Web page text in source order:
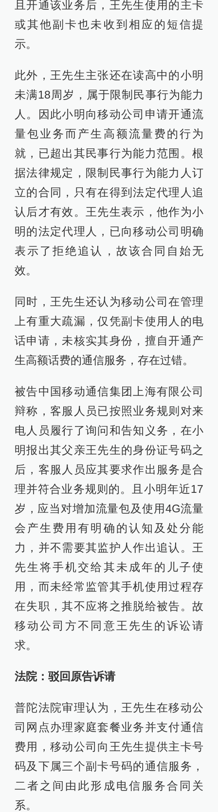
且开通该业务后，王先生使用的主卡
或其他副卡也未收到相应的短信提
示。
此外，王先生主张还在读高中的小明
未满18周岁，属于限制民事行为能力
人。因此小明向移动公司申请开通流
量包业务而产生高额流量费的行为
就，已超出其民事行为能力范围。根
据法律规定，限制民事行为能力人订
立的合同，只有在得到法定代理人追
认后才有效。王先生表示，他作为小
明的法定代理人，已向移动公司明确
表示了拒绝追认，故该合同自始无
效。
同时，王先生还认为移动公司在管理
上有重大疏漏，仅凭副卡使用人的电
话申请，未核实其身份，擅自开通产
生高额话费的通信服务，存在过错。
被告中国移动通信集团上海有限公司
辩称，客服人员已按照业务规则对来
电人员履行了询问和告知义务，在小
明报出其父亲王先生的身份证号码之
后，客服人员应其要求作出服务是合
理并符合业务规则的。且小明年近17
岁，应当对增加流量包及使用4G流量
会产生费用有明确的认知及处分能
力，并不需要其监护人作出追认。王
先生将手机交给其未成年的儿子使
用，而未经常监管其手机使用过程存
在失职，其不应将之推脱给被告。故
移动公司方不同意王先生的诉讼请
求。
法院：驳回原告诉请
普陀法院审理认为，王先生在移动公
司网点办理家庭套餐业务并支付通信
费用，移动公司向王先生提供主卡号
码及下属三个副卡号码的通信服务，
二者之间由此形成电信服务合同关
系。